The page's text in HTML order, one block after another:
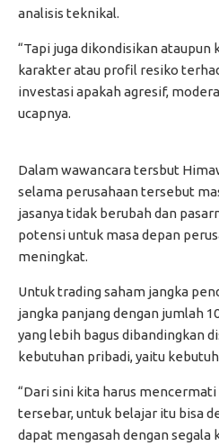
analisis teknikal.
“Tapi juga dikondisikan ataupun
karakter atau profil resiko
investasi apakah agresif,
ucapnya.
Dalam wawancara tersbut
selama perusahaan tersebut
jasanya tidak berubah dan
potensi untuk masa depan
meningkat.
Untuk trading saham jangka
jangka panjang dengan jumlah
yang lebih bagus dibandingkan
kebutuhan pribadi, yaitu
“Dari sini kita harus
tersebar, untuk belajar itu bisa
dapat mengasah dengan segala